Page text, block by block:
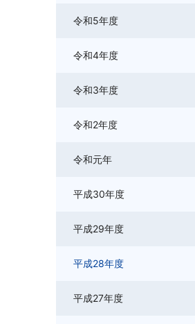
令和5年度
令和4年度
令和3年度
令和2年度
令和元年
平成30年度
平成29年度
平成28年度
平成27年度